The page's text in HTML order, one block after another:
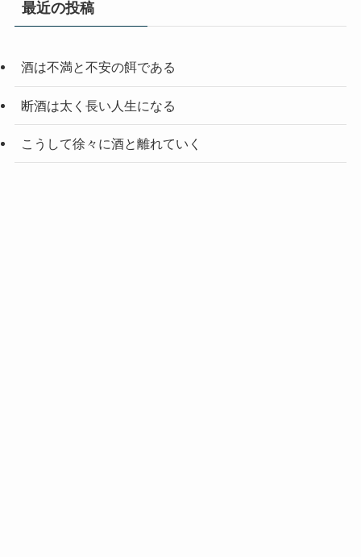
最近の投稿
酒は不満と不安の餌である
断酒は太く長い人生になる
こうして徐々に酒と離れていく